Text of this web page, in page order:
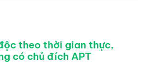
theo thời gian thực,
có chủ đích APT